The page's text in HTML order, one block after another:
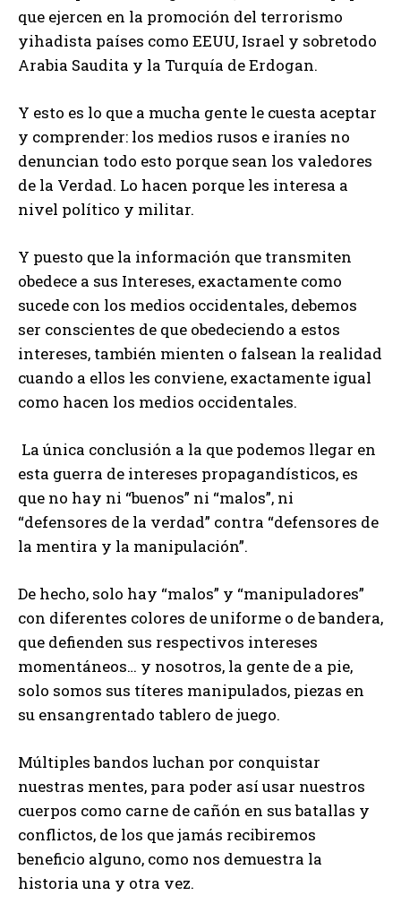
que ejercen en la promoción del terrorismo
yihadista países como EEUU, Israel y sobretodo
Arabia Saudita y la Turquía de Erdogan.
Y esto es lo que a mucha gente le cuesta aceptar
y comprender: los medios rusos e iraníes no
denuncian todo esto porque sean los valedores
de la Verdad. Lo hacen porque les interesa a
nivel político y militar.
Y puesto que la información que transmiten
obedece a sus Intereses, exactamente como
sucede con los medios occidentales, debemos
ser conscientes de que obedeciendo a estos
intereses, también mienten o falsean la realidad
cuando a ellos les conviene, exactamente igual
como hacen los medios occidentales.
La única conclusión a la que podemos llegar en
esta guerra de intereses propagandísticos, es
que no hay ni “buenos” ni “malos”, ni
“defensores de la verdad” contra “defensores de
la mentira y la manipulación”.
De hecho, solo hay “malos” y “manipuladores”
con diferentes colores de uniforme o de bandera,
que defienden sus respectivos intereses
momentáneos… y nosotros, la gente de a pie,
solo somos sus títeres manipulados, piezas en
su ensangrentado tablero de juego.
Múltiples bandos luchan por conquistar
nuestras mentes, para poder así usar nuestros
cuerpos como carne de cañón en sus batallas y
conflictos, de los que jamás recibiremos
beneficio alguno, como nos demuestra la
historia una y otra vez.